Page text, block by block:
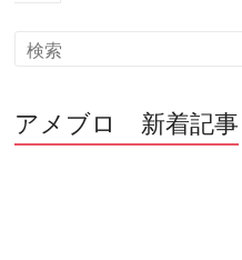
アメブロ 新着記事